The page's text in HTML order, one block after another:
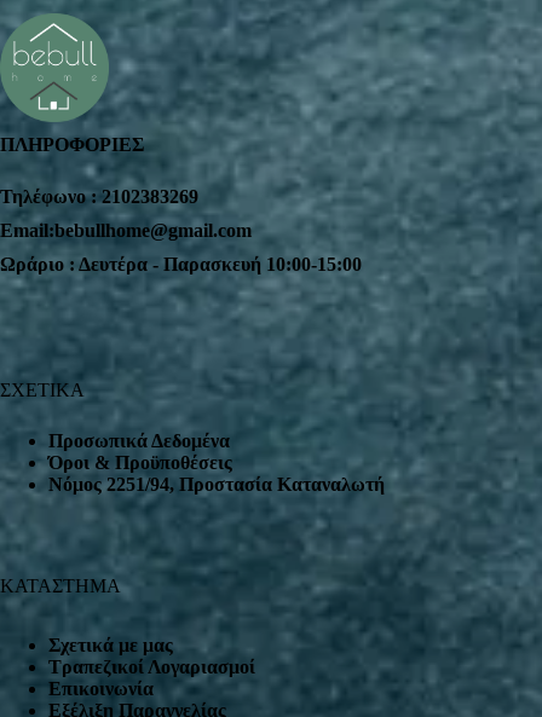
ΠΛΗΡΟΦΟΡΙΕΣ
Τηλέφωνο : 2102383269
Email:bebullhome@gmail.com
Ωράριο : Δευτέρα - Παρασκευή 10:00-15:00
ΣΧΕΤΙΚΑ
Προσωπικά Δεδομένα
Όροι & Προϋποθέσεις
Nόμος 2251/94, Προστασία Καταναλωτή
ΚΑΤΑΣΤΗΜΑ
Σχετικά με μας
Τραπεζικοί Λογαριασμοί
Επικοινωνία
Εξέλιξη Παραγγελίας